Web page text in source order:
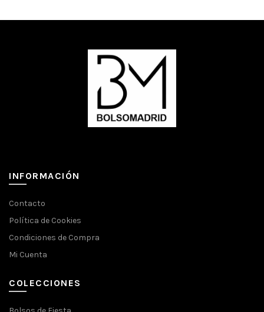
INFORMACIÓN
Contacto
Política de Cookies
Condiciones de Compra
Mi Cuenta
COLECCIONES